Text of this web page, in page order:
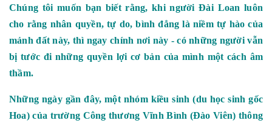
Chúng tôi muốn bạn biết rằng, khi người Đài Loan luôn
cho rằng nhân quyền, tự do, bình đẳng là niềm tự hào của
mảnh đất này, thì ngay chính nơi này - có những người vẫn
bị tước đi những quyền lợi cơ bản của mình một cách âm
thầm.
Những ngày gần đây, một nhóm kiều sinh (du học sinh gốc
Hoa) của trường Công thương Vĩnh Bình (Đào Viên) thông